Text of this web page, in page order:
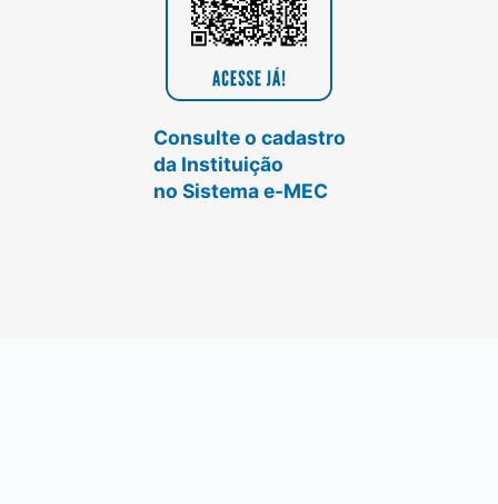
Consulte o cadastro
da Instituição
no Sistema e-MEC